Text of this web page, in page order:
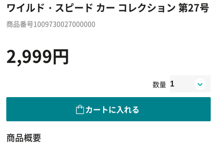
ワイルド・スピード カー コレクション 第27号
商品番号1009730027000000
2,999円
数量
カートに入れる
商品概要